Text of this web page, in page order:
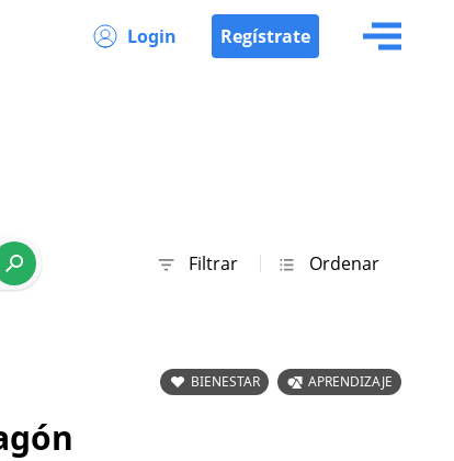
Login Regístrate
Filtrar Ordenar
BIENESTAR APRENDIZAJE